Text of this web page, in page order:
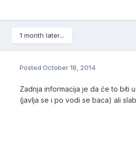
1 month later...
Posted October 18, 2014
Zadnja informacija je da će to biti
(javlja se i po vodi se baca) ali